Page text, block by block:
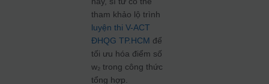
tham khảo lộ trình
luyện thi V-ACT
ĐHQG TP.HCM để
tối ưu hóa điểm số
w₂ trong công thức
tổng hợp.